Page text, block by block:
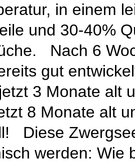
in einem
und 30-40%
Nach 6
gut
3 Monate alt
8 Monate alt
Diese
werden: Wie